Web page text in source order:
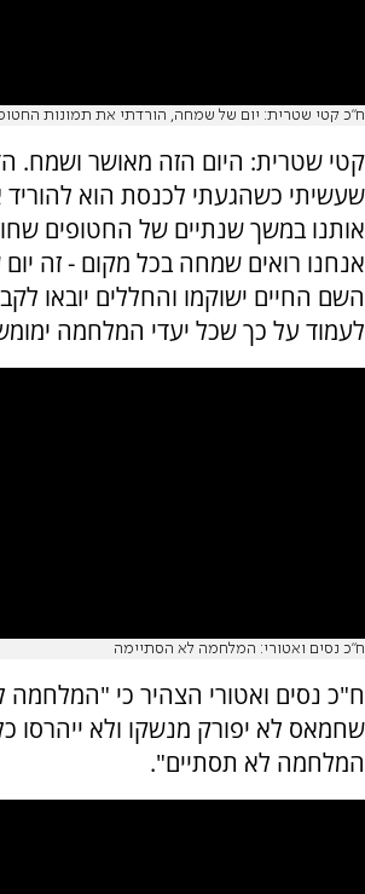
ח"כ קטי שטרית: יום של שמחה, הורדתי את תמונות
קטי שטרית: היום הזה מאושר ושמח.
שעשיתי כשהגעתי לכנסת הוא להוריד
אותנו במשך שנתיים של החטופים
אנחנו רואים שמחה בכל מקום - זה
השם החיים ישוקמו והחללים יובאו
לעמוד על כך שכל יעדי המלחמה
ח"כ נסים ואטורי: המלחמה לא הסתיימה
ח"כ נסים ואטורי הצהיר כי
שחמאס לא יפורק מנשקו ולא ייהרסו
המלחמה לא תסתיים".